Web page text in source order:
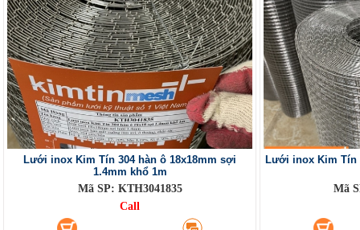
Lưới inox Kim Tín 304 hàn ô 18x18mm sợi
1.4mm khổ 1m
Mã SP: KTH3041835
Call
Lưới inox Kim Tín
Mã